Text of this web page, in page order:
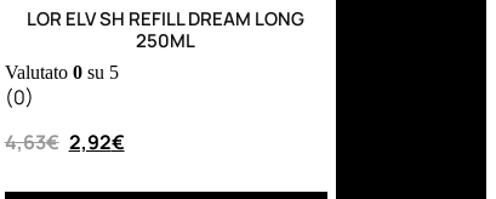
LOR ELV SH REFILL DREAM LONG
250ML
Valutato 0su 5
(0)
4,63€ 2,92€